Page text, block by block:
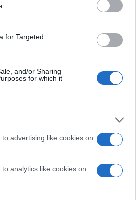
for Targeted
and/or Sharing
for which it
advertising like cookies on
analytics like cookies on